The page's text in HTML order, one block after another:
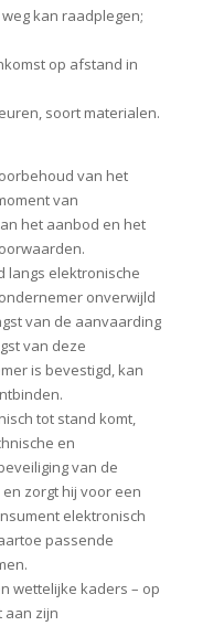
kan raadplegen;
op afstand in
soort materialen.
van het
van
het aanbod en het
langs elektronische
onverwijld
van de aanvaarding
van deze
is bevestigd, kan
tot stand komt,
en
van de
zorgt hij voor een
elektronisch
passende
wettelijke kaders – op
aan zijn